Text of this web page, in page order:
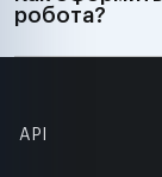
робота?
API